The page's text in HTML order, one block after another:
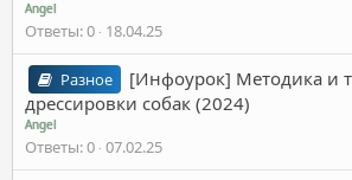
Angel
Ответы 0 18.04.25
Разное
[Инфоурок] Методика и
дрессировки собак (2024)
Angel
Ответы 0 07.02.25